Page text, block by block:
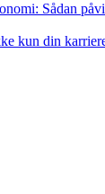
Sådan
kun din